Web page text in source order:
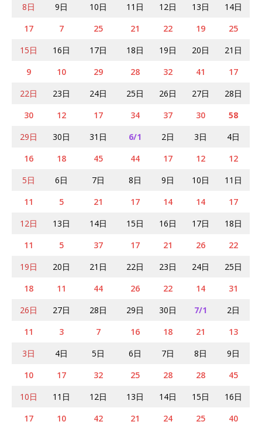
8日
9日 10日 11日 12日 13日
14日
17
7 25 21 22 19
25
15日
16日 17日 18日 19日 20日
21日
9
10 29 28 32 41
17
22日
23日 24日 25日 26日 27日
28日
30
12 17 34 37 30
58
29日
30日 31日 6/1 2日 3日
4日
16
18 45 44 17 12
12
5日
6日 7日 8日 9日 10日
11日
11
5 21 17 14 14
17
12日
13日 14日 15日 16日 17日
18日
11
5 37 17 21 26
22
19日
20日 21日 22日 23日 24日
25日
18
11 44 26 22 14
31
26日
27日 28日 29日 30日 7/1
2日
11
3 7 16 18 21
13
3日
4日 5日 6日 7日 8日
9日
10
17 32 25 28 28
45
10日
11日 12日 13日 14日 15日
16日
17
10 42 21 24 25
40